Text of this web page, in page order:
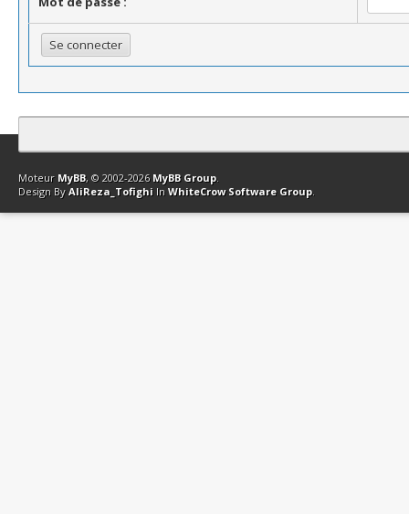
Contact Club Affiliation Retourner en haut Version bas-débit
Moteur MyBB, © 2002-2026 MyBB Group.
Design By AliReza_Tofighi In WhiteCrow Software Group.